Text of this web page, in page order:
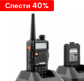
Спести 40%